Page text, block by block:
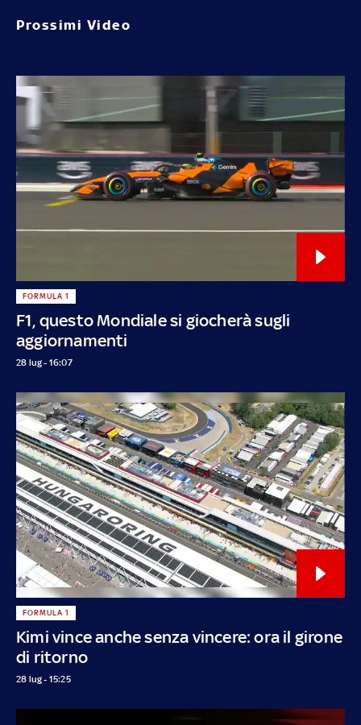
Prossimi Video
F1, questo Mondiale si giocherà sugli
aggiornamenti
FORMULA 1
28 lug - 16:07
Kimi vince anche senza vincere: ora il girone
di ritorno
FORMULA 1
28 lug - 15:25